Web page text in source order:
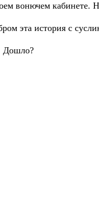
вонючем кабинете.
эта история с
Дошло?